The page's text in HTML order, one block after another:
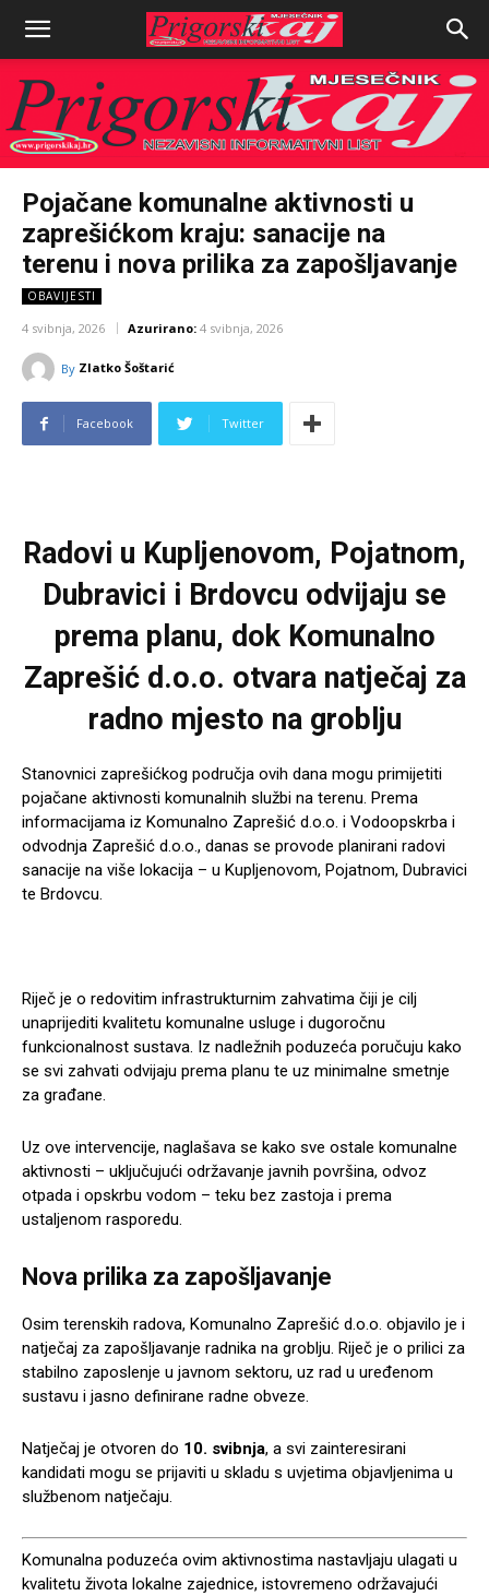
Pojačane komunalne aktivnosti u
zaprešićkom kraju: sanacije na
terenu i nova prilika za zapošljavanje
OBAVIJESTI
4 svibnja, 2026 Azurirano: 4 svibnja, 2026
By Zlatko Šoštarić
Facebook Twitter
Radovi u Kupljenovom, Pojatnom,
Dubravici i Brdovcu odvijaju se
prema planu, dok Komunalno
Zaprešić d.o.o. otvara natječaj za
radno mjesto na groblju
Stanovnici zaprešićkog područja ovih dana mogu primijetiti
pojačane aktivnosti komunalnih službi na terenu. Prema
informacijama iz Komunalno Zaprešić d.o.o. i Vodoopskrba i
odvodnja Zaprešić d.o.o., danas se provode planirani radovi
sanacije na više lokacija – u Kupljenovom, Pojatnom, Dubravici
te Brdovcu.
Riječ je o redovitim infrastrukturnim zahvatima čiji je cilj
unaprijediti kvalitetu komunalne usluge i dugoročnu
funkcionalnost sustava. Iz nadležnih poduzeća poručuju kako
se svi zahvati odvijaju prema planu te uz minimalne smetnje
za građane.
Uz ove intervencije, naglašava se kako sve ostale komunalne
aktivnosti – uključujući održavanje javnih površina, odvoz
otpada i opskrbu vodom – teku bez zastoja i prema
ustaljenom rasporedu.
Nova prilika za zapošljavanje
Osim terenskih radova, Komunalno Zaprešić d.o.o. objavilo je i
natječaj za zapošljavanje radnika na groblju. Riječ je o prilici za
stabilno zaposlenje u javnom sektoru, uz rad u uređenom
sustavu i jasno definirane radne obveze.
Natječaj je otvoren do 10. svibnja, a svi zainteresirani
kandidati mogu se prijaviti u skladu s uvjetima objavljenima u
službenom natječaju.
Komunalna poduzeća ovim aktivnostima nastavljaju ulagati u
kvalitetu života lokalne zajednice, istovremeno održavajući